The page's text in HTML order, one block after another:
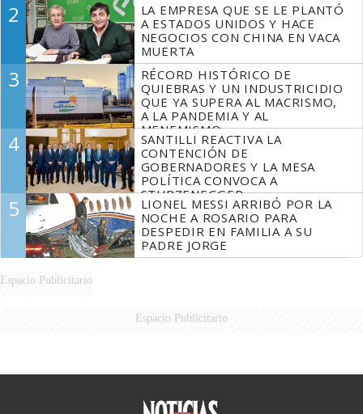
2
LA EMPRESA QUE SE LE PLANTÓ
A ESTADOS UNIDOS Y HACE
NEGOCIOS CON CHINA EN VACA
MUERTA
3
RÉCORD HISTÓRICO DE
QUIEBRAS Y UN INDUSTRICIDIO
QUE YA SUPERA AL MACRISMO,
A LA PANDEMIA Y AL
MENEMISMO
4
SANTILLI REACTIVA LA
CONTENCIÓN DE
GOBERNADORES Y LA MESA
POLÍTICA CONVOCA A
STURZENEGGER
5
LIONEL MESSI ARRIBÓ POR LA
NOCHE A ROSARIO PARA
DESPEDIR EN FAMILIA A SU
PADRE JORGE
Espacio Publicitario
Espacio Publicitario